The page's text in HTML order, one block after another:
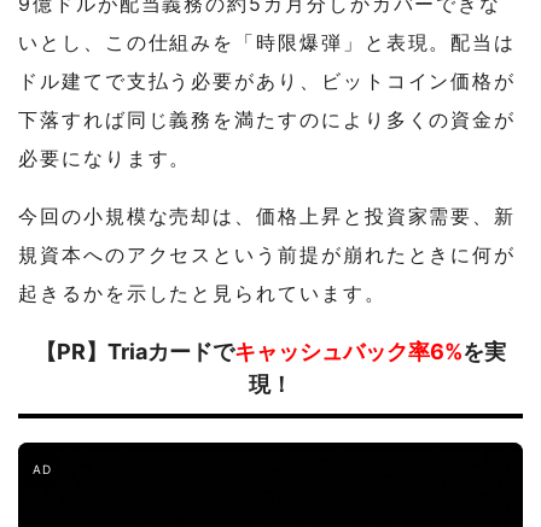
いとし、この仕組みを「時限爆弾」と表現。配当は
ドル建てで支払う必要があり、ビットコイン価格が
下落すれば同じ義務を満たすのにより多くの資金が
必要になります。
今回の小規模な売却は、価格上昇と投資家需要、新
規資本へのアクセスという前提が崩れたときに何が
起きるかを示したと見られています。
【PR】Triaカードでキャッシュバック率6%を実
現！
AD